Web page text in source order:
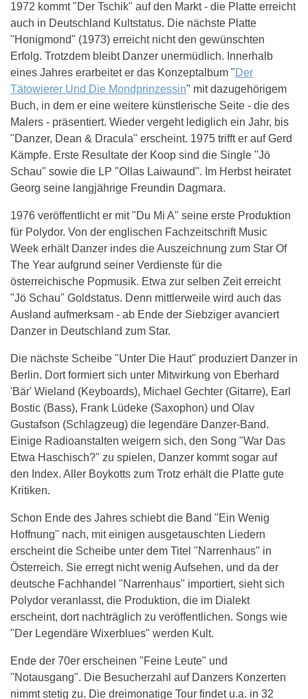
1972 kommt "Der Tschik" auf den Markt - die Platte erreicht
auch in Deutschland Kultstatus. Die nächste Platte
"Honigmond" (1973) erreicht nicht den gewünschten
Erfolg. Trotzdem bleibt Danzer unermüdlich. Innerhalb
eines Jahres erarbeitet er das Konzeptalbum "Der
Tätowierer Und Die Mondprinzessin" mit dazugehörigem
Buch, in dem er eine weitere künstlerische Seite - die des
Malers - präsentiert. Wieder vergeht lediglich ein Jahr, bis
"Danzer, Dean & Dracula" erscheint. 1975 trifft er auf Gerd
Kämpfe. Erste Resultate der Koop sind die Single "Jö
Schau" sowie die LP "Ollas Laiwaund". Im Herbst heiratet
Georg seine langjährige Freundin Dagmara.
1976 veröffentlicht er mit "Du Mi A" seine erste Produktion
für Polydor. Von der englischen Fachzeitschrift Music
Week erhält Danzer indes die Auszeichnung zum Star Of
The Year aufgrund seiner Verdienste für die
österreichische Popmusik. Etwa zur selben Zeit erreicht
"Jö Schau" Goldstatus. Denn mittlerweile wird auch das
Ausland aufmerksam - ab Ende der Siebziger avanciert
Danzer in Deutschland zum Star.
Die nächste Scheibe "Unter Die Haut" produziert Danzer in
Berlin. Dort formiert sich unter Mitwirkung von Eberhard
'Bär' Wieland (Keyboards), Michael Gechter (Gitarre), Earl
Bostic (Bass), Frank Lüdeke (Saxophon) und Olav
Gustafson (Schlagzeug) die legendäre Danzer-Band.
Einige Radioanstalten weigern sich, den Song "War Das
Etwa Haschisch?" zu spielen, Danzer kommt sogar auf
den Index. Aller Boykotts zum Trotz erhält die Platte gute
Kritiken.
Schon Ende des Jahres schiebt die Band "Ein Wenig
Hoffnung" nach, mit einigen ausgetauschten Liedern
erscheint die Scheibe unter dem Titel "Narrenhaus" in
Österreich. Sie erregt nicht wenig Aufsehen, und da der
deutsche Fachhandel "Narrenhaus" importiert, sieht sich
Polydor veranlasst, die Produktion, die im Dialekt
erscheint, dort nachträglich zu veröffentlichen. Songs wie
"Der Legendäre Wixerblues" werden Kult.
Ende der 70er erscheinen "Feine Leute" und
"Notausgang". Die Besucherzahl auf Danzers Konzerten
nimmt stetig zu. Die dreimonatige Tour findet u.a. in 32